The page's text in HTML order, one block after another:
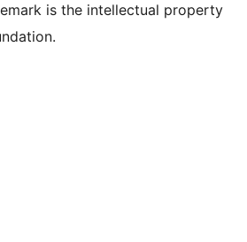
is the intellectual property